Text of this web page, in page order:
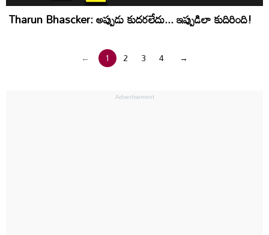
Tharun Bhascker: అప్పుడు కుదరలేదు... ఇప్పుడిలా కుదిరింది!
← 1 2 3 4 →